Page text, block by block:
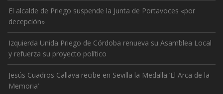
El alcalde de Priego suspende la Junta de Portavoces «por
decepción»
Izquierda Unida Priego de Córdoba renueva su Asamblea Local
y refuerza su proyecto político
Jesús Cuadros Callava recibe en Sevilla la Medalla ‘El Arca de la
Memoria’